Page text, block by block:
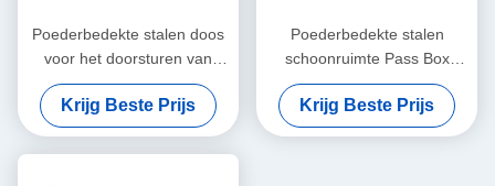
Poederbedekte stalen doos
voor het doorsturen van
goederen naar de
schoonkamer
600x600x600mm
Krijg Beste Prijs
Poederbedekte stalen
schoonruimte Pass Box
Transfer Hook In Grootte
W650xD650xH660mm
Krijg Beste Prijs